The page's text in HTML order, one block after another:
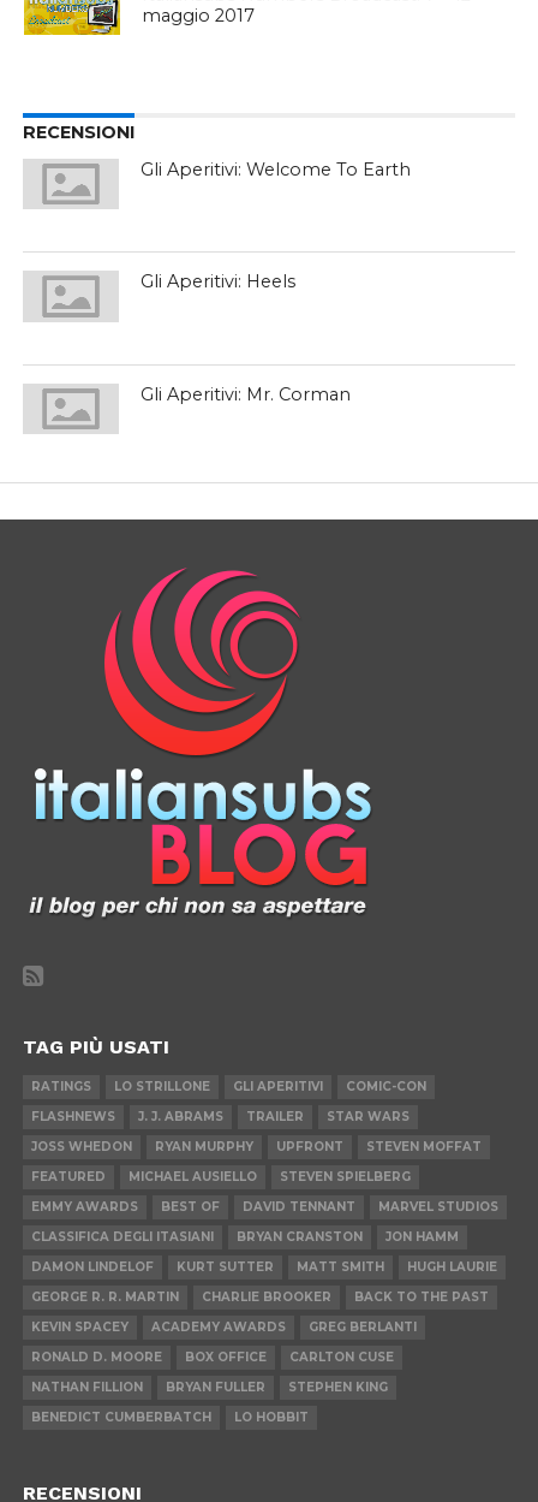
maggio 2017
RECENSIONI
Gli Aperitivi: Welcome To Earth
Gli Aperitivi: Heels
Gli Aperitivi: Mr. Corman
TAG PIÙ USATI
RATINGS LO STRILLONE GLI APERITIVI
COMIC-CON
FLASHNEWS
J. J. ABRAMS TRAILER
STAR WARS
JOSS WHEDON
RYAN MURPHY UPFRONT
STEVEN MOFFAT
FEATURED
MICHAEL AUSIELLO
STEVEN SPIELBERG
EMMY AWARDS
BEST OF DAVID TENNANT
MARVEL STUDIOS
CLASSIFICA DEGLI ITASIANI
BRYAN CRANSTON
JON HAMM
DAMON LINDELOF
KURT SUTTER MATT SMITH
HUGH LAURIE
GEORGE R. R. MARTIN
CHARLIE BROOKER
BACK TO THE PAST
KEVIN SPACEY
ACADEMY AWARDS
GREG BERLANTI
RONALD D. MOORE
BOX OFFICE
CARLTON CUSE
NATHAN FILLION
BRYAN FULLER
STEPHEN KING
BENEDICT CUMBERBATCH
LO HOBBIT
RECENSIONI